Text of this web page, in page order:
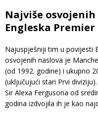
Najviše
Engleska Premier
Najuspješniji tim u povijesti
osvojenih naslova je
(od 1992. godine) i ukupno
(uključujući stari Prvi
Sir Alexa Fergusona od
godina izdvojila ih je kao